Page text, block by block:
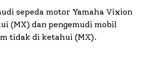
sepeda motor Yamaha Vixion
(MX) dan pengemudi mobil
tidak di ketahui (MX).